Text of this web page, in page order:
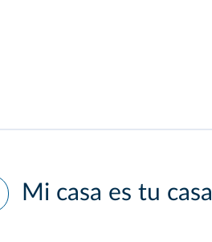
Mi casa es tu casa